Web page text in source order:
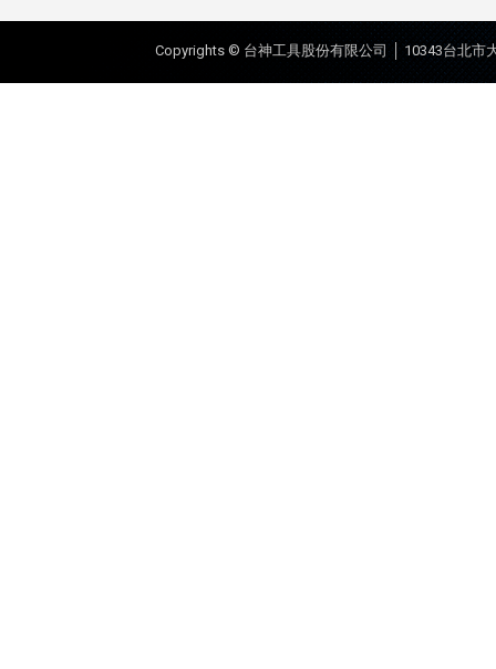
Copyrights © 台神工具股份有限公司 │ 10343台北市